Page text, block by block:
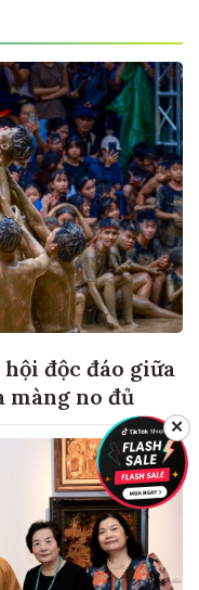
độc đáo giữa
màng no đủ
✕